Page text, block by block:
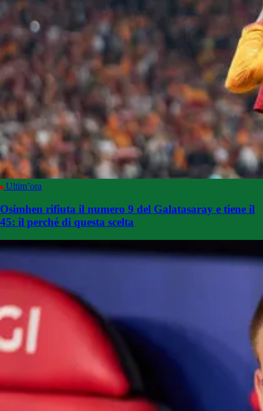
Ultim’ora
Osimhen rifiuta il numero 9 del Galatasaray e tiene il
45: il perché di questa scelta